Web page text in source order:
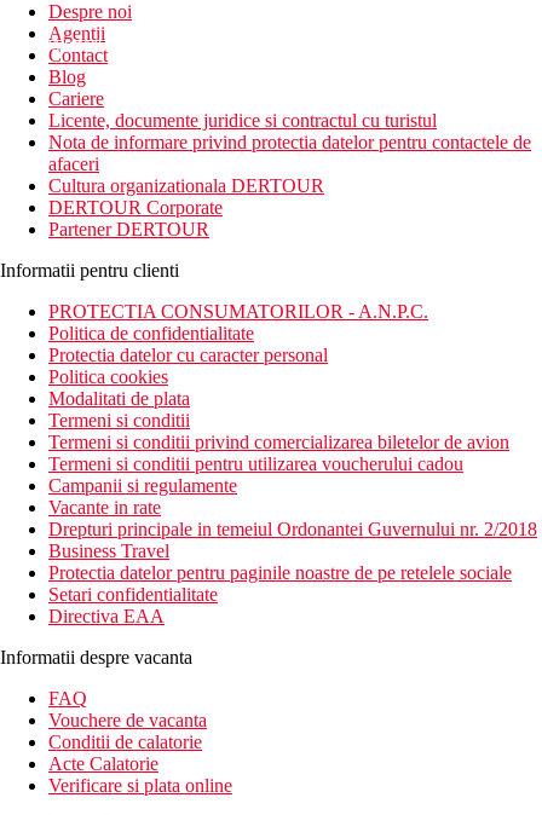
newsletter!
Despre noi
Agentii
Contact
Blog
Cariere
Licente, documente juridice si contractul cu turistul
Nota de informare privind protectia datelor pentru contactele de
afaceri
Cultura organizationala DERTOUR
DERTOUR Corporate
Partener DERTOUR
Informatii pentru clienti
PROTECTIA CONSUMATORILOR - A.N.P.C.
Politica de confidentialitate
Protectia datelor cu caracter personal
Politica cookies
Modalitati de plata
Termeni si conditii
Termeni si conditii privind comercializarea biletelor de avion
Termeni si conditii pentru utilizarea voucherului cadou
Campanii si regulamente
Vacante in rate
Drepturi principale in temeiul Ordonantei Guvernului nr. 2/2018
Business Travel
Protectia datelor pentru paginile noastre de pe retelele sociale
Setari confidentialitate
Directiva EAA
Informatii despre vacanta
FAQ
Vouchere de vacanta
Conditii de calatorie
Acte Calatorie
Verificare si plata online